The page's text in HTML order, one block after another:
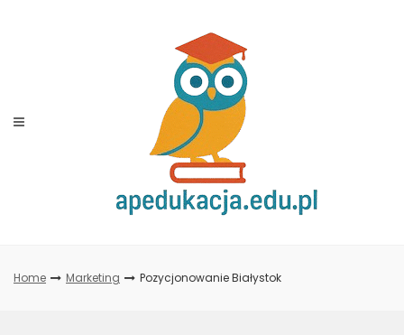
Home Marketing Pozycjonowanie Białystok